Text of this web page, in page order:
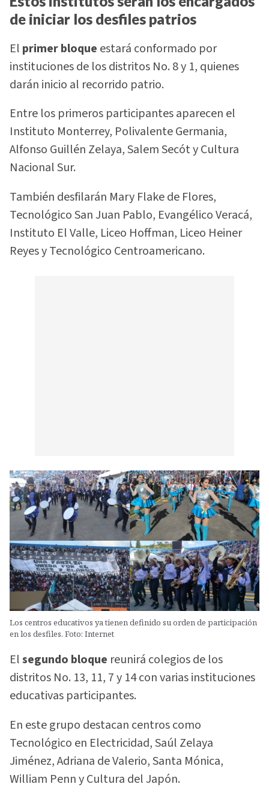
de iniciar los desfiles patrios
El primer bloque estará conformado por
instituciones de los distritos No. 8 y 1, quienes
darán inicio al recorrido patrio.
Entre los primeros participantes aparecen el
Instituto Monterrey, Polivalente Germania,
Alfonso Guillén Zelaya, Salem Secót y Cultura
Nacional Sur.
También desfilarán Mary Flake de Flores,
Tecnológico San Juan Pablo, Evangélico Veracá,
Instituto El Valle, Liceo Hoffman, Liceo Heiner
Reyes y Tecnológico Centroamericano.
Los centros educativos ya tienen definido su orden de participación
en los desfiles. Foto: Internet
Elsegundo bloque reunirá colegios de los
distritos No. 13, 11, 7 y 14 con varias instituciones
educativas participantes.
En este grupo destacan centros como
Tecnológico en Electricidad, Saúl Zelaya
Jiménez, Adriana de Valerio, Santa Mónica,
William Penn y Cultura del Japón.